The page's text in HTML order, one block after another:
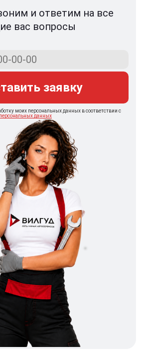
и ответим на все
вас вопросы
заявку
моих персональных данных в соответствии с
данных